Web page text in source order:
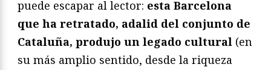
puede escapar al lector: esta Barcelona
que ha retratado, adalid del conjunto de
Cataluña, produjo un legado cultural (en
su más amplio sentido, desde la riqueza